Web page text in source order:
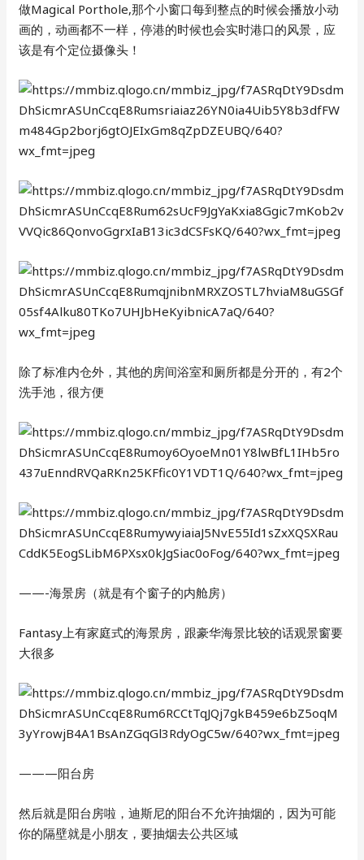
做Magical Porthole,那个小窗口每到整点的时候会播放小动
画的，动画都不一样，停港的时候也会实时港口的风景，应
该是有个定位摄像头！
除了标准内仓外，其他的房间浴室和厕所都是分开的，有2个
洗手池，很方便
——-海景房（就是有个窗子的内舱房）
Fantasy上有家庭式的海景房，跟豪华海景比较的话观景窗要
大很多
———阳台房
然后就是阳台房啦，迪斯尼的阳台不允许抽烟的，因为可能
你的隔壁就是小朋友，要抽烟去公共区域